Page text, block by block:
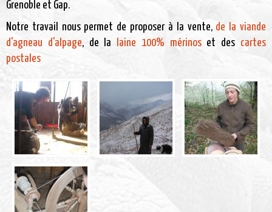
Grenoble et Gap.
Notre travail nous permet de proposer à la vente, de la viande
d'agneau d'alpage, de la laine 100% mérinoset des cartes
postales